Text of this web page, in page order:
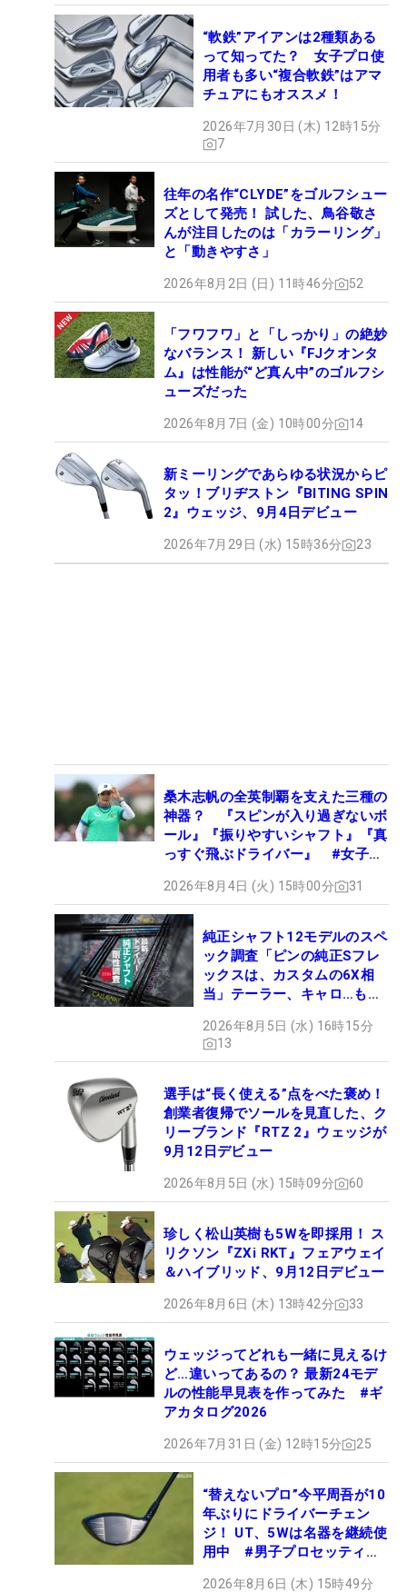
“軟鉄”アイアンは2種類ある
って知ってた？ 女子プロ使
用者も多い“複合軟鉄”はアマ
チュアにもオススメ！
2026年7月30日 (木) 12時15分
7
往年の名作“CLYDE”をゴルフシュー
ズとして発売！ 試した、鳥谷敬さ
んが注目したのは「カラーリング」
と「動きやすさ」
2026年8月2日 (日) 11時46分 52
「フワフワ」と「しっかり」の絶妙
なバランス！ 新しい『FJクオンタ
ム』は性能が“ど真ん中”のゴルフシ
ューズだった
2026年8月7日 (金) 10時00分 14
新ミーリングであらゆる状況からピ
タッ！ブリヂストン『BITING SPIN
2』ウェッジ、9月4日デビュー
2026年7月29日 (水) 15時36分 23
桑木志帆の全英制覇を支えた三種の
神器？ 『スピンが入り過ぎないボ
ール』『振りやすいシャフト』『真
っすぐ飛ぶドライバー』 #女子プ
2026年8月4日 (火) 15時00分 31
純正シャフト12モデルのスペ
ック調査「ピンの純正Sフレ
ックスは、カスタムの6X相
当」テーラー、キャロ…もチ
2026年8月5日 (水) 16時15分
13
選手は“長く使える”点をべた褒め！
創業者復帰でソールを見直した、ク
リーブランド『RTZ 2』ウェッジが
9月12日デビュー
2026年8月5日 (水) 15時09分 60
珍しく松山英樹も5Wを即採用！ ス
リクソン『ZXi RKT』フェアウェイ
＆ハイブリッド、9月12日デビュー
2026年8月6日 (木) 13時42分 33
ウェッジってどれも一緒に見えるけ
ど…違いってあるの？ 最新24モデ
ルの性能早見表を作ってみた #ギ
アカタログ2026
2026年7月31日 (金) 12時15分 25
“替えないプロ”今平周吾が10
年ぶりにドライバーチェン
ジ！ UT、5Wは名器を継続使
用中 #男子プロセッティン
2026年8月6日 (木) 15時49分